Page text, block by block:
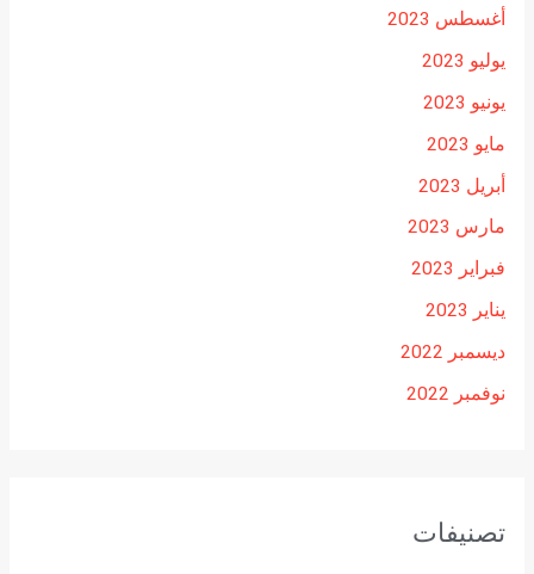
أغسطس 2023
يوليو 2023
يونيو 2023
مايو 2023
أبريل 2023
مارس 2023
فبراير 2023
يناير 2023
ديسمبر 2022
نوفمبر 2022
تصنيفات